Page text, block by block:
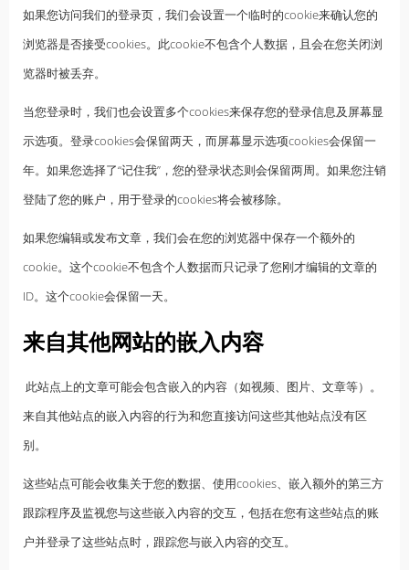
如果您访问我们的登录页，我们会设置一个临时的cookie来确认您的
浏览器是否接受cookies。此cookie不包含个人数据，且会在您关闭浏
览器时被丢弃。
当您登录时，我们也会设置多个cookies来保存您的登录信息及屏幕显
示选项。登录cookies会保留两天，而屏幕显示选项cookies会保留一
年。如果您选择了“记住我”，您的登录状态则会保留两周。如果您注销
登陆了您的账户，用于登录的cookies将会被移除。
如果您编辑或发布文章，我们会在您的浏览器中保存一个额外的
cookie。这个cookie不包含个人数据而只记录了您刚才编辑的文章的
ID。这个cookie会保留一天。
来自其他网站的嵌入内容
此站点上的文章可能会包含嵌入的内容（如视频、图片、文章等）。
来自其他站点的嵌入内容的行为和您直接访问这些其他站点没有区
别。
这些站点可能会收集关于您的数据、使用cookies、嵌入额外的第三方
跟踪程序及监视您与这些嵌入内容的交互，包括在您有这些站点的账
户并登录了这些站点时，跟踪您与嵌入内容的交互。